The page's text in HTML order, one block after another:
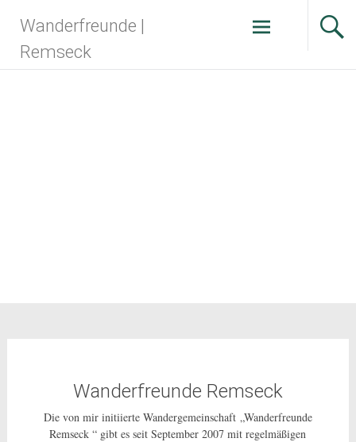
Inhalt
springen
Wanderfreunde |
Remseck
Wanderfreunde Remseck
Die von mir initiierte Wandergemeinschaft „Wanderfreunde
Remseck “ gibt es seit September 2007 mit regelmäßigen